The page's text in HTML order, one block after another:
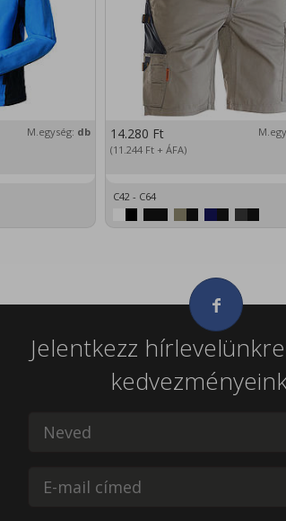
M.egység: db 14.280 Ft
(11.244 Ft+ ÁFA)
C42 - C64
Jelentkezz